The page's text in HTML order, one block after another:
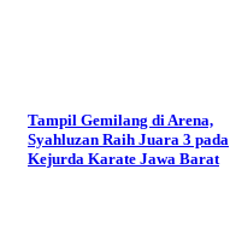
Tampil Gemilang di Arena,
Syahluzan Raih Juara 3 pada
Kejurda Karate Jawa Barat